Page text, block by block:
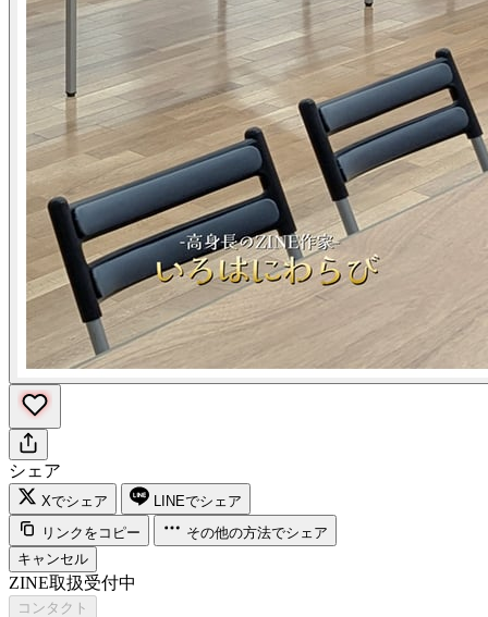
シェア
Xでシェア
LINEでシェア
リンクをコピー
その他の方法でシェア
キャンセル
ZINE取扱受付中
コンタクト